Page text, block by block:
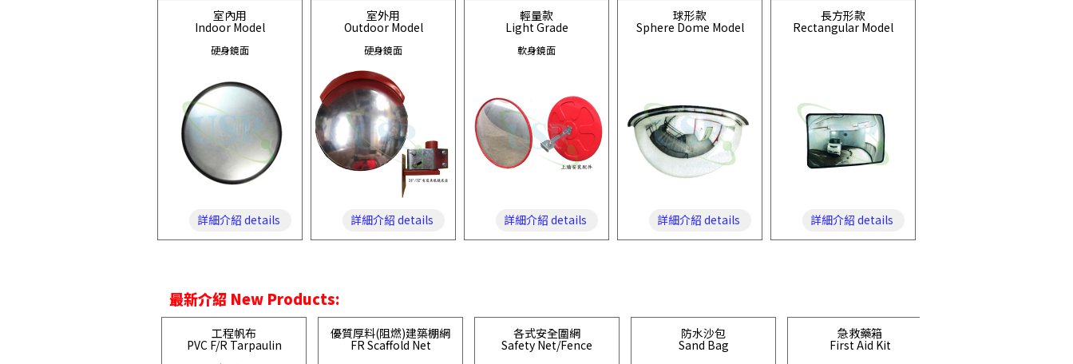
室內用
Indoor Model
硬身鏡面
詳細介紹 details
室外用
Outdoor Model
硬身鏡面
詳細介紹 details
輕量款
Light Grade
軟身鏡面
詳細介紹 details
球形款
Sphere Dome Model
詳細介紹 details
長方形款
Rectangular Model
詳細介紹 details
最新介紹 New Products:
工程帆布
PVC F/R Tarpaulin
優質厚料(阻燃)建築棚網
FR Scaffold Net
各式安全圍網
Safety Net/Fence
防水沙包
Sand Bag
急救藥箱
First Aid Kit